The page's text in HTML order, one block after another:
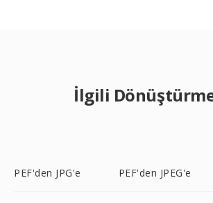
İlgili
PEF'den JPG'e PEF'den JPEG'e